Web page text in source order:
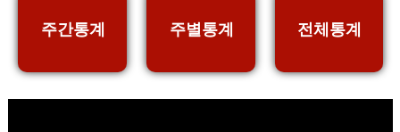
주간통계 주별통계 전체통계